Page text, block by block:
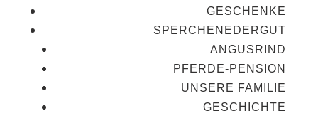
GESCHENKE
SPERCHENEDERGUT
ANGUSRIND
PFERDE-PENSION
UNSERE FAMILIE
GESCHICHTE